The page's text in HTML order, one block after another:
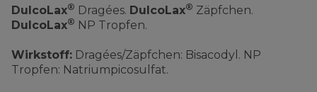
DulcoLax® Dragées. DulcoLax® Zäpfchen.
DulcoLax® NP Tropfen.
Wirkstoff: Dragées/Zäpfchen: Bisacodyl. NP
Tropfen: Natriumpicosulfat.